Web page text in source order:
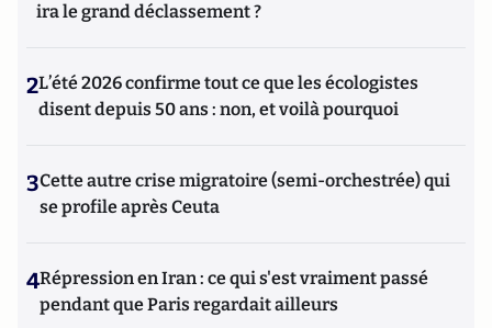
ira le grand déclassement ?
2L’été 2026 confirme tout ce que les écologistes
disent depuis 50 ans : non, et voilà pourquoi
3Cette autre crise migratoire (semi-orchestrée) qui
se profile après Ceuta
4Répression en Iran : ce qui s'est vraiment passé
pendant que Paris regardait ailleurs